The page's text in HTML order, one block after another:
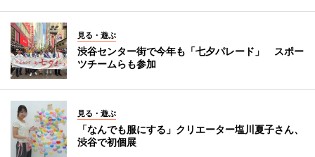
見る・遊ぶ
渋谷センター街で今年も「七夕パレード」 スポー
ツチームらも参加
見る・遊ぶ
「なんでも服にする」クリエーター塩川夏子さん、
渋谷で初個展